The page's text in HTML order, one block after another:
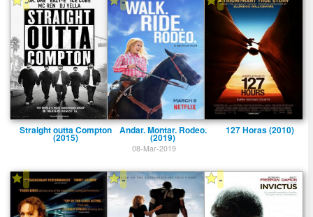
Straight outta Compton
(2015)
Andar. Montar. Rodeo.
(2019)
08-Mar-2019
127 Horas (2010)
- - -